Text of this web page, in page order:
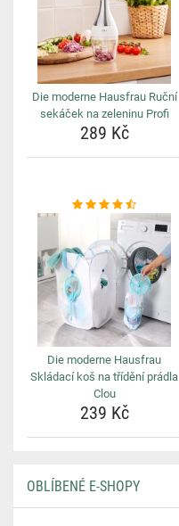
Die moderne Hausfrau Ruční
sekáček na zeleninu Profi
289 Kč
Die moderne Hausfrau
Skládací koš na třídění prádla
Clou
239 Kč
OBLÍBENÉ E-SHOPY